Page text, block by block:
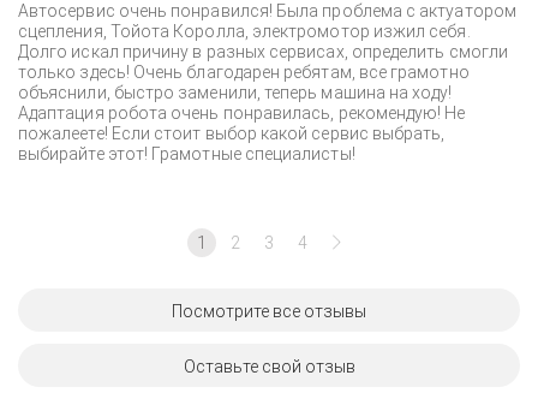
Автосервис очень понравился! Была проблема с актуатором
сцепления, Тойота Королла, электромотор изжил себя.
Долго искал причину в разных сервисах, определить смогли
только здесь! Очень благодарен ребятам, все грамотно
объяснили, быстро заменили, теперь машина на ходу!
Адаптация робота очень понравилась, рекомендую! Не
пожалеете! Если стоит выбор какой сервис выбрать,
выбирайте этот! Грамотные специалисты!
1 2 3 4
Посмотрите все отзывы
Оставьте свой отзыв